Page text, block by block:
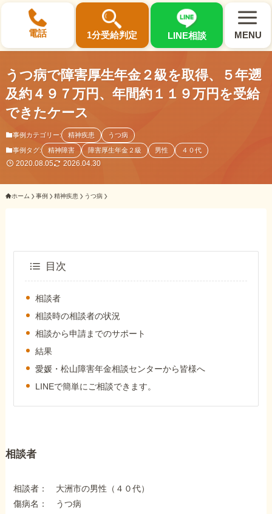
電話 1分受給判定 LINE相談 MENU
×
選ばれる3つの理由
初回相談料0円・受給後報酬型
サポート料金について
ホーム
障害年金の基礎知識
うつ病で障害厚生年金２級を取得、５年遡
及約４９７万円、年間約１１９万円を受給
できたケース
事例カテゴリー: 精神疾患 うつ病
事例タグ: 精神障害 障害厚生年金２級 男性 ４０代
2020.08.05 2026.04.30
ホーム 事例 精神疾患 うつ病
目次
相談者
相談時の相談者の状況
相談から申請までのサポート
結果
愛媛・松山障害年金相談センターから皆様へ
LINEで簡単にご相談できます。
相談者
相談者： 大洲市の男性（４０代）
傷病名： うつ病